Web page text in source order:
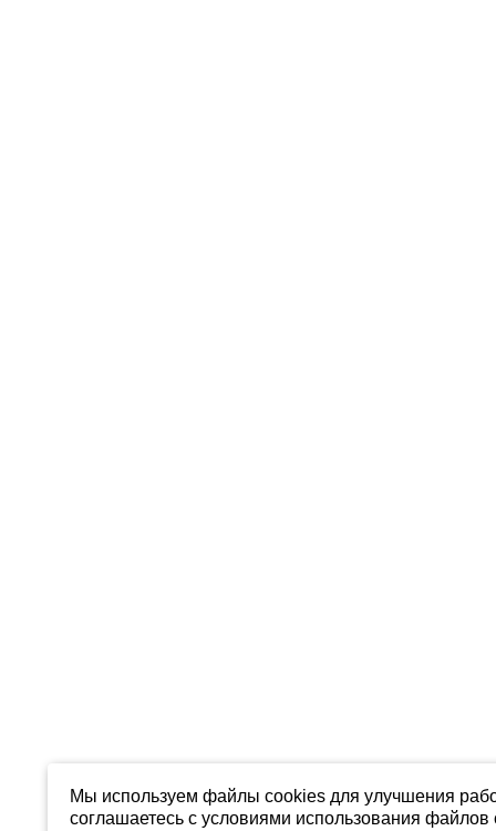
Мы используем файлы cookies для улучшения
соглашаетесь с условиями использования файлов